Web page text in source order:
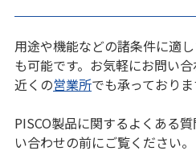
用途や機能などの諸条件に適
も可能です。お気軽にお問い合
近くの営業所でも承っておりま
PISCO製品に関するよくある
い合わせの前にご覧ください。